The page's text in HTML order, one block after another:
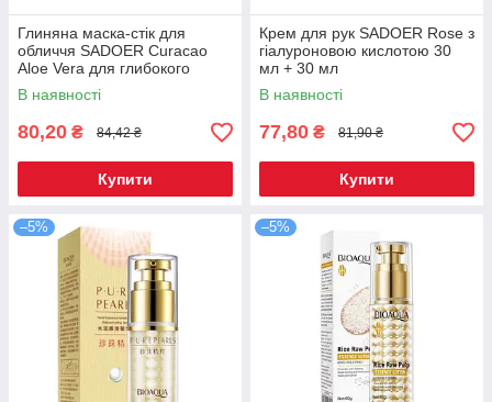
Глиняна маска-стік для
обличчя SADOER Curacao
Aloe Vera для глибокого
очищення пор 40 г
В наявності
80,20 ₴ 84,42 ₴
Купити
Крем для рук SADOER Rose з
гіалуроновою кислотою 30
мл + 30 мл
В наявності
77,80 ₴ 81,90 ₴
Купити
–5% –5%